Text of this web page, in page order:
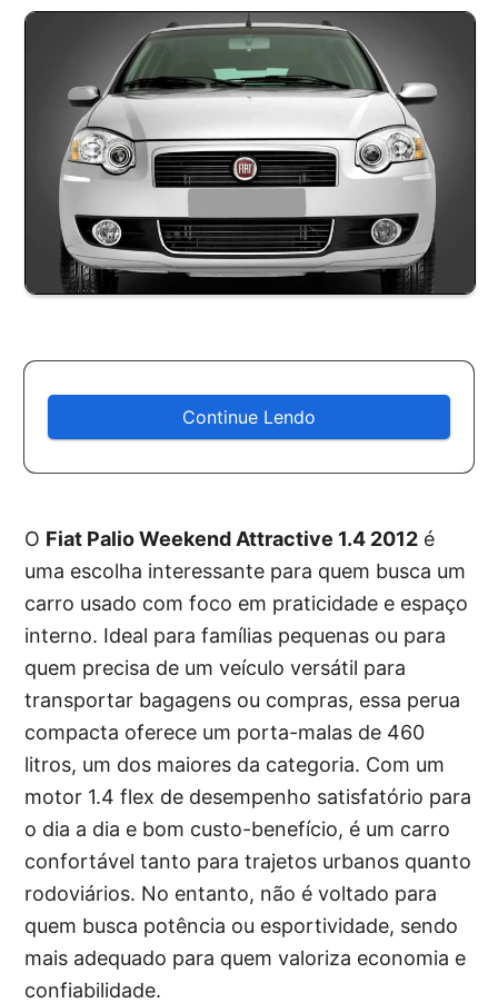
Continue Lendo
O Fiat Palio Weekend Attractive 1.4 2012 é
uma escolha interessante para quem busca um
carro usado com foco em praticidade e espaço
interno. Ideal para famílias pequenas ou para
quem precisa de um veículo versátil para
transportar bagagens ou compras, essa perua
compacta oferece um porta-malas de 460
litros, um dos maiores da categoria. Com um
motor 1.4 flex de desempenho satisfatório para
o dia a dia e bom custo-benefício, é um carro
confortável tanto para trajetos urbanos quanto
rodoviários. No entanto, não é voltado para
quem busca potência ou esportividade, sendo
mais adequado para quem valoriza economia e
confiabilidade.